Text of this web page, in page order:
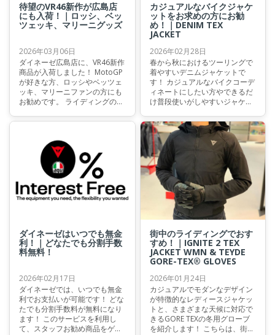
待望のVR46新作が広島店
にも入荷！｜ロッシ、ベッ
ツェッキ、マリーニグッズ
2026年03月06日
ダイネーゼ広島店に、VR46新作
商品が入荷しました！ MotoGP
が好きな方、ロッシやベッツェ
ッキ、マリーニファンの方にも
お勧めです。 ライディングの際
もちろん、普段使いにも最適な
す。 数に限りがございますの
で、お早めにお買い求めくださ
いませ。
カジュアルなバイクジャケ
ットをお求めの方にお勧
め！｜DENIM TEX
JACKET
2026年02月28日
春から秋におけるツーリングで
着やすいデニムジャケットで
す！ カジュアルなバイクコーデ
ィネートにしたい方やできるだ
け普段使いがしやすいジャケッ
中や通勤・通学でのライディン
グにいかがですか？
ダイネーゼはいつでも無金
利！｜どなたでも分割手数
料無料！
2026年02月17日
ダイネーゼでは、いつでも無金
利でお支払いが可能です！ どな
たでも分割手数料が無料になり
ます！ このサービスを利用し
て、スタッフお勧め商品をゲッ
街中のライディングでおす
すめ！｜IGNITE 2 TEX
JACKET WMN & TEYDE
GORE-TEX® GLOVES
2026年01月24日
カジュアルでモダンなデザイン
が特徴的なレディースジャケッ
トと、さまざまな天候に対応で
きるGORE TEXの冬用グローブ
を紹介します！ こちらは、街中